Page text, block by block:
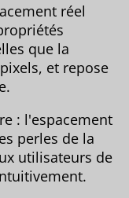
réel
que la
et repose
: l'espacement
perles de la
utilisateurs de